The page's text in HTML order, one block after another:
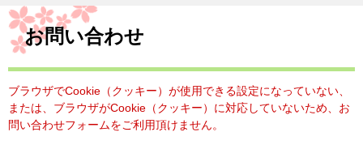
す
。
し
て
本
本
文 お問い合わせ
ブラウザでCookie（クッキー）が使用できる設定になっていない、
または、ブラウザがCookie（クッキー）に対応していないため、お
問い合わせフォームをご利用頂けません。